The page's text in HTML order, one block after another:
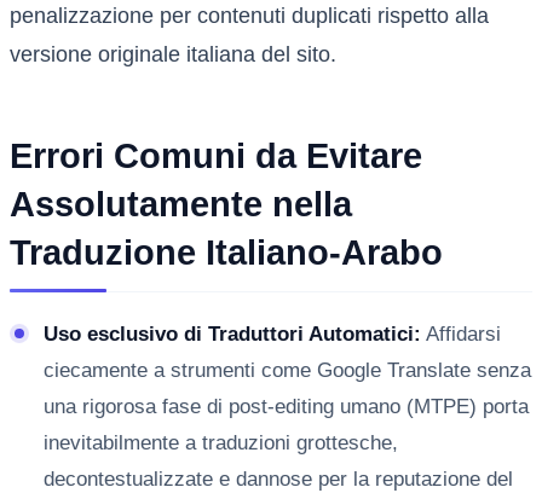
penalizzazione per contenuti duplicati rispetto alla
versione originale italiana del sito.
Errori Comuni da Evitare
Assolutamente nella
Traduzione Italiano-Arabo
Uso esclusivo di Traduttori Automatici: Affidarsi
ciecamente a strumenti come Google Translate senza
una rigorosa fase di post-editing umano (MTPE) porta
inevitabilmente a traduzioni grottesche,
decontestualizzate e dannose per la reputazione del